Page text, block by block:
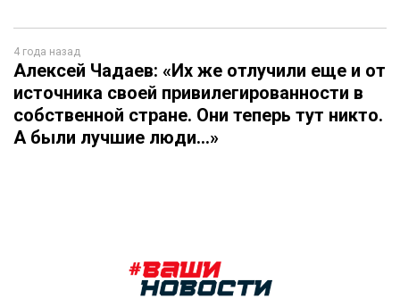
4 года назад
Алексей Чадаев: «Их же отлучили еще и от
источника своей привилегированности в
собственной стране. Они теперь тут никто.
А были лучшие люди…»